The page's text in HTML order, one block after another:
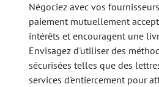
Négociez avec vos
paiement mutuellement
intérêts et encouragent une
Envisagez d'utiliser des
sécurisées telles que des
services d'entiercement pour